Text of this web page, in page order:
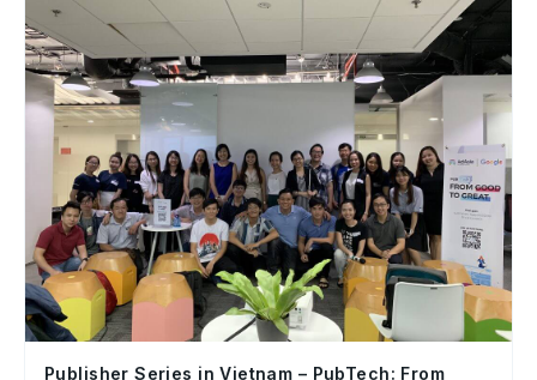
Publisher Series in Vietnam – PubTech: From